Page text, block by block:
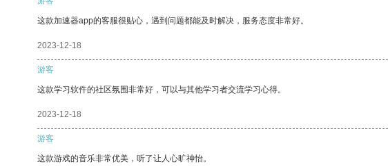
这款加速器app的客服很贴心，遇到问题都能及时解决，服务态度非常好。
2023-12-18
游客
这款学习软件的社区氛围非常好，可以与其他学习者交流学习心得。
2023-12-18
游客
这款游戏的音乐非常优美，听了让人心旷神怡。